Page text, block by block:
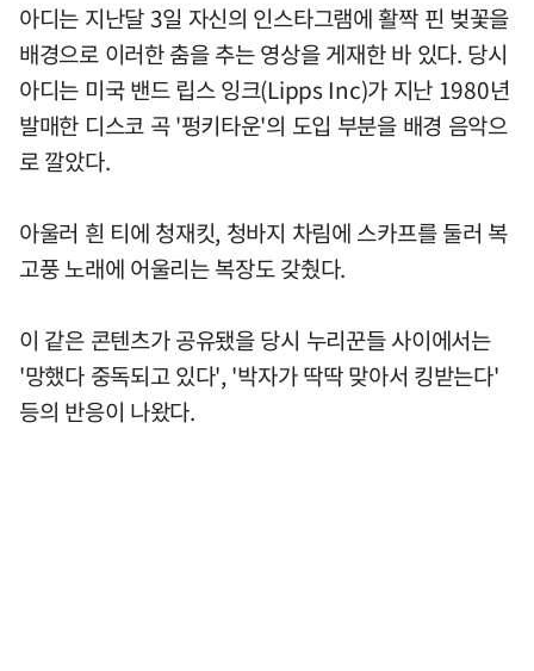
아디는 지난달 3일 자신의 인스타그램에 활짝 핀 벚꽃을
배경으로 이러한 춤을 추는 영상을 게재한 바 있다. 당시
아디는 미국 밴드 립스 잉크(Lipps Inc)가 지난 1980년
발매한 디스코 곡 '펑키타운'의 도입 부분을 배경 음악으
로 깔았다.
아울러 흰 티에 청재킷, 청바지 차림에 스카프를 둘러 복
고풍 노래에 어울리는 복장도 갖췄다.
이 같은 콘텐츠가 공유됐을 당시 누리꾼들 사이에서는
'망했다 중독되고 있다', '박자가 딱딱 맞아서 킹받는다'
등의 반응이 나왔다.